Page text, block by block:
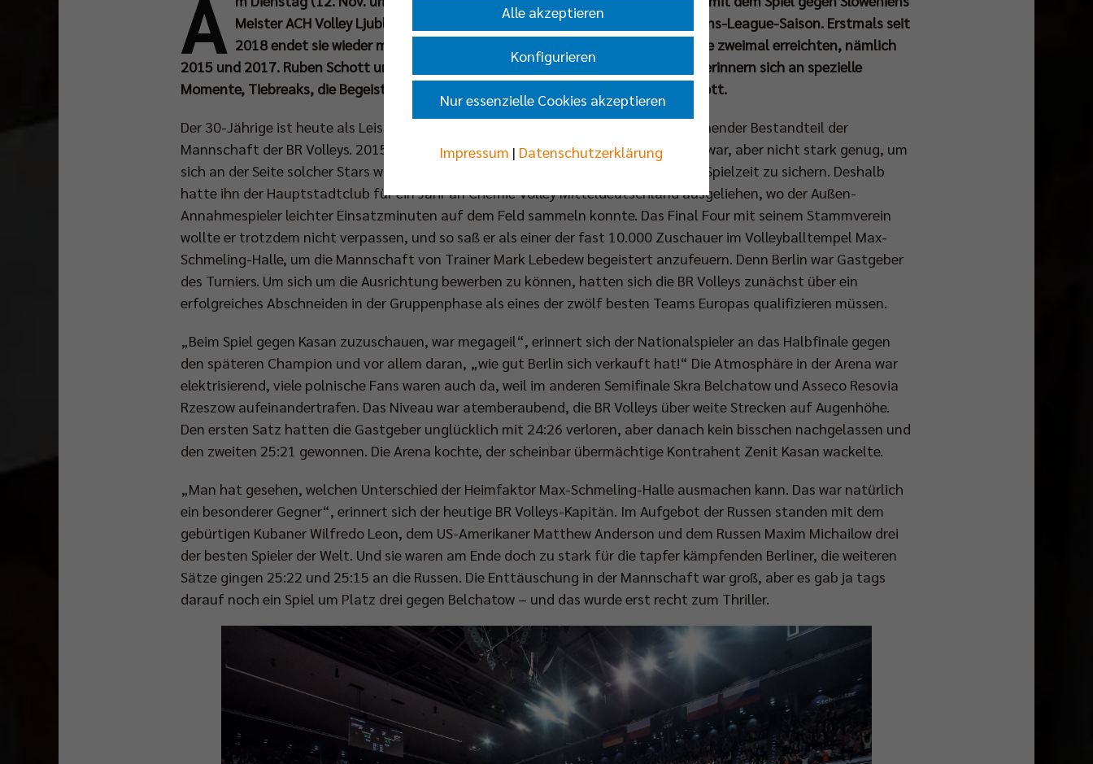
A Meister ACH Volley Ljubljana in der Max-Schmeling-Halle die neue Champions-League-Saison. Erstmals seit
2018 endet sie wieder mit einem Final Four – das die Berliner in ihrer Historie zweimal erreichten, nämlich
2015 und 2017. Ruben Schott und Paul Carroll haben beide Turniere miterlebt und erinnern sich an spezielle
Momente, Tiebreaks, die Begeisterung im Team und bei den Fans. Teil 1: Ruben Schott.
Der 30-Jährige ist heute als Leistungsträger und Kapitän ein unverzichtbar erscheinender Bestandteil der
Mannschaft der BR Volleys. 2015 war er noch fast ein Teenager, ein großes Talent zwar, aber nicht stark genug, um
sich an der Seite solcher Stars wie Robert Kromm und Scott Touzinsky ausreichend Spielzeit zu sichern. Deshalb
hatte ihn der Hauptstadtclub für ein Jahr an Chemie Volley Mitteldeutschland ausgeliehen, wo der Außen-
Annahmespieler leichter Einsatzminuten auf dem Feld sammeln konnte. Das Final Four mit seinem Stammverein
wollte er trotzdem nicht verpassen, und so saß er als einer der fast 10.000 Zuschauer im Volleyballtempel Max-
Schmeling-Halle, um die Mannschaft von Trainer Mark Lebedew begeistert anzufeuern. Denn Berlin war Gastgeber
des Turniers. Um sich um die Ausrichtung bewerben zu können, hatten sich die BR Volleys zunächst über ein
erfolgreiches Abschneiden in der Gruppenphase als eines der zwölf besten Teams Europas qualifizieren müssen.
„Beim Spiel gegen Kasan zuzuschauen, war megageil“, erinnert sich der Nationalspieler an das Halbfinale gegen
den späteren Champion und vor allem daran, „wie gut Berlin sich verkauft hat!“ Die Atmosphäre in der Arena war
elektrisierend, viele polnische Fans waren auch da, weil im anderen Semifinale Skra Belchatow und Asseco Resovia
Rzeszow aufeinandertrafen. Das Niveau war atemberaubend, die BR Volleys über weite Strecken auf Augenhöhe.
Den ersten Satz hatten die Gastgeber unglücklich mit 24:26 verloren, aber danach kein bisschen nachgelassen und
den zweiten 25:21 gewonnen. Die Arena kochte, der scheinbar übermächtige Kontrahent Zenit Kasan wackelte.
„Man hat gesehen, welchen Unterschied der Heimfaktor Max-Schmeling-Halle ausmachen kann. Das war natürlich
ein besonderer Gegner“, erinnert sich der heutige BR Volleys-Kapitän. Im Aufgebot der Russen standen mit dem
gebürtigen Kubaner Wilfredo Leon, dem US-Amerikaner Matthew Anderson und dem Russen Maxim Michailow drei
der besten Spieler der Welt. Und sie waren am Ende doch zu stark für die tapfer kämpfenden Berliner, die weiteren
Sätze gingen 25:22 und 25:15 an die Russen. Die Enttäuschung in der Mannschaft war groß, aber es gab ja tags
darauf noch ein Spiel um Platz drei gegen Belchatow – und das wurde erst recht zum Thriller.
Alle akzeptieren
Konfigurieren
Nur essenzielle Cookies akzeptieren
Impressum | Datenschutzerklärung